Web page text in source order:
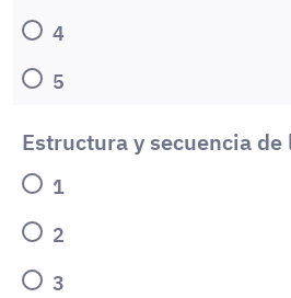
4
5
Estructura y secuencia de
1
2
3